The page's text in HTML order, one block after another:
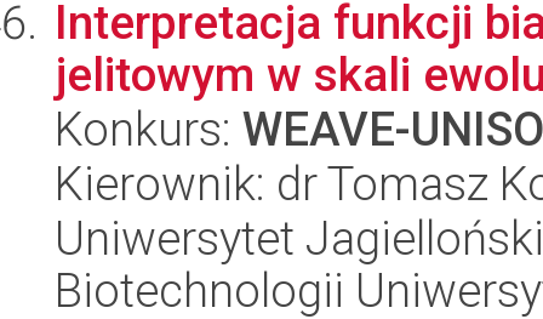
Interpretacja funkcji
jelitowym w skali
Konkurs: WEAVE-
Kierownik: dr Tomasz
Uniwersytet
Biotechnologii